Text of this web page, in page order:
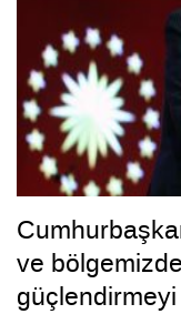
ve
güçlendirmeyi